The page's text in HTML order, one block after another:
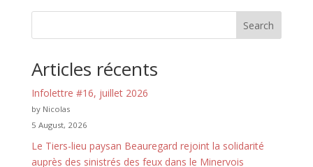
Search
Articles récents
Infolettre #16, juillet 2026
by Nicolas
5 August, 2026
Le Tiers-lieu paysan Beauregard rejoint la solidarité
auprès des sinistrés des feux dans le Minervois